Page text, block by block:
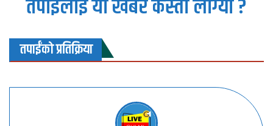
तपाईलाई यो खबर कस्तो लाग्यो ?
तपाईंको प्रतिक्रिया